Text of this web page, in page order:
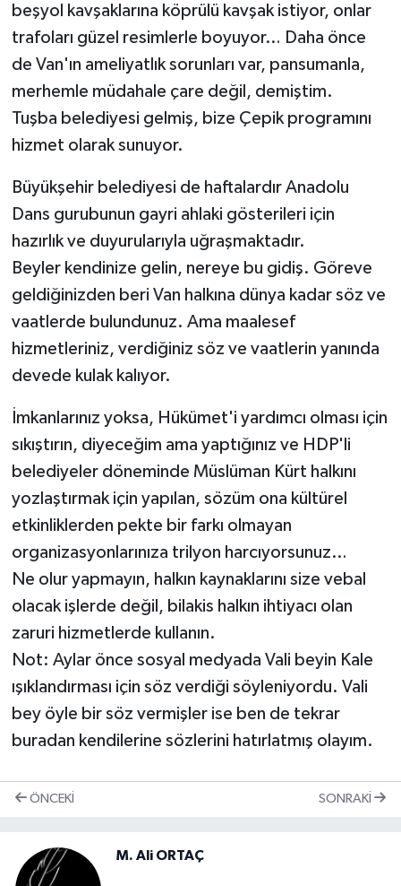
beşyol kavşaklarına köprülü kavşak istiyor, onlar
trafoları güzel resimlerle boyuyor… Daha önce
de Van'ın ameliyatlık sorunları var, pansumanla,
merhemle müdahale çare değil, demiştim.
Tuşba belediyesi gelmiş, bize Çepik programını
hizmet olarak sunuyor.
Büyükşehir belediyesi de haftalardır Anadolu
Dans gurubunun gayri ahlaki gösterileri için
hazırlık ve duyurularıyla uğraşmaktadır.
Beyler kendinize gelin, nereye bu gidiş. Göreve
geldiğinizden beri Van halkına dünya kadar söz ve
vaatlerde bulundunuz. Ama maalesef
hizmetleriniz, verdiğiniz söz ve vaatlerin yanında
devede kulak kalıyor.
İmkanlarınız yoksa, Hükümet'i yardımcı olması için
sıkıştırın, diyeceğim ama yaptığınız ve HDP'li
belediyeler döneminde Müslüman Kürt halkını
yozlaştırmak için yapılan, sözüm ona kültürel
etkinliklerden pekte bir farkı olmayan
organizasyonlarınıza trilyon harcıyorsunuz…
Ne olur yapmayın, halkın kaynaklarını size vebal
olacak işlerde değil, bilakis halkın ihtiyacı olan
zaruri hizmetlerde kullanın.
Not: Aylar önce sosyal medyada Vali beyin Kale
ışıklandırması için söz verdiği söyleniyordu. Vali
bey öyle bir söz vermişler ise ben de tekrar
buradan kendilerine sözlerini hatırlatmış olayım.
ÖNCEKI SONRAKI
M. Ali ORTAÇ